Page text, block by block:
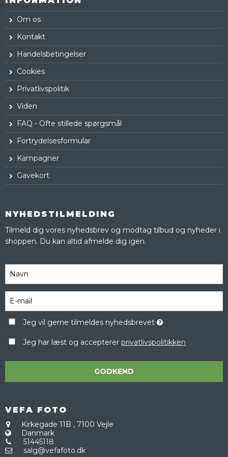
Om os
Kontakt
Handelsbetingelser
Cookies
Privatlivspolitik
Viden
FAQ - Ofte stillede spørgsmål
Fortrydelsesformular
Kampagner
Gavekort
NYHEDSTILMELDING
Tilmeld dig vores nyhedsbrev og modtag tilbud og nyheder i
shoppen. Du kan altid afmelde dig igen.
Jeg vil gerne tilmeldes nyhedsbrevet
Jeg har læst og accepterer privatlivspolitikken
GODKEND
VEFA FOTO
Kirkegade 11B , 7100 Vejle
Danmark
51445118
salg@vefafoto.dk